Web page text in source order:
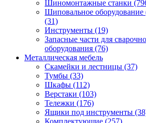
Шиномонтажные станки
Шиповальное оборудование
(31)
Инструменты (19)
Запасные части для
оборудования (76)
Металлическая мебель
Скамейки и лестницы (37)
Тумбы (33)
Шкафы (112)
Верстаки (103)
Тележки (176)
Ящики под инструменты
Комплектующие (257)